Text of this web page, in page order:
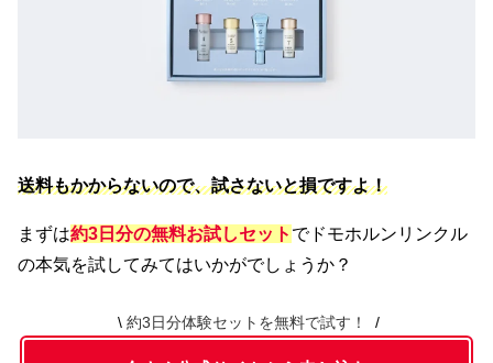
送料もかからないので、試さないと損ですよ！
まずは約3日分の無料お試しセット でドモホルンリンクル
の本気を試してみてはいかがでしょうか？
約3日分体験セットを無料で試す！